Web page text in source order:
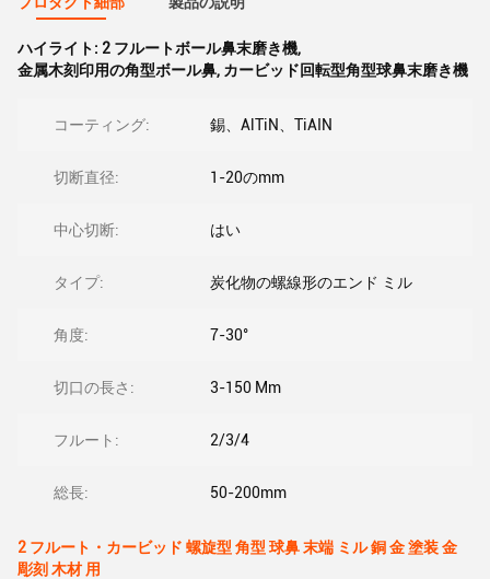
ハイライト: 2 フルートボール鼻末磨き機,
金属木刻印用の角型ボール鼻, カービッド回転型角型球鼻末磨き機
コーティング: 錫、AlTiN、TiAIN
切断直径: 1-20のmm
中心切断: はい
タイプ: 炭化物の螺線形のエンド ミル
角度: 7-30°
切口の長さ: 3-150 Mm
フルート: 2/3/4
総長: 50-200mm
2 フルート・カービッド 螺旋型 角型 球鼻 末端 ミル 銅 金 塗装 金
彫刻 木材 用